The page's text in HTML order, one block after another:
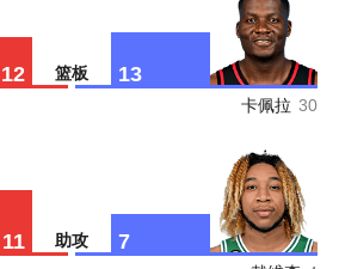
12 篮板 13
卡佩拉 30
11 助攻 7